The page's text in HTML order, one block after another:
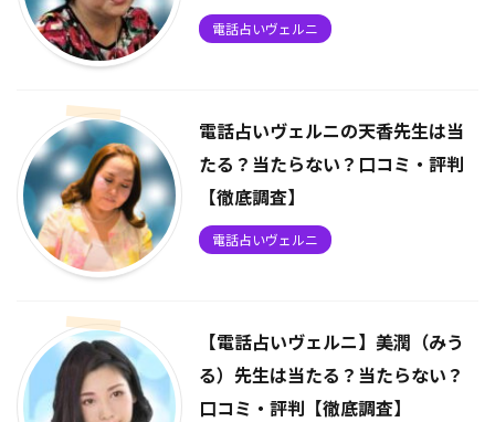
電話占いヴェルニ
電話占いヴェルニの天香先生は当
たる？当たらない？口コミ・評判
【徹底調査】
電話占いヴェルニ
【電話占いヴェルニ】美潤（みう
る）先生は当たる？当たらない？
口コミ・評判【徹底調査】